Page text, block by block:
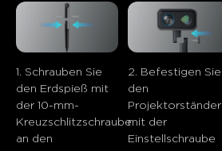
1. Schrauben Sie
den Erdspieß mit
der 10-mm-
Kreuzschlitzschraube
an den
2. Befestigen Sie
den
Projektorständer
mit der
Einstellschraube